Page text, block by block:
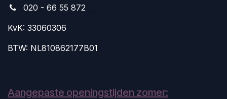
020 - 66 55 872
KvK: 33060306
BTW: NL810862177B01
Aangepaste openingstijden zomer: